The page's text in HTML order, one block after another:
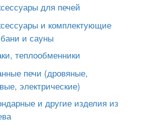
для печей
и комплектующие
и сауны
теплообменники
печи (дровяные,
электрические)
и другие изделия из